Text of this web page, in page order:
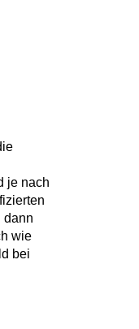
je nach
dann
wie
bei